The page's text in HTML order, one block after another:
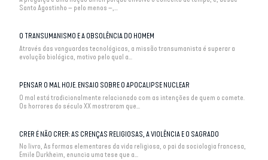
Santo Agostinho – pelo menos –,...
O TRANSUMANISMO E A OBSOLÊNCIA DO HOMEM
Através das vanguardas tecnológicas, a missão transumanista é superar a
evolução biológica, motivo pelo qual a...
PENSAR O MAL HOJE. ENSAIO SOBRE O APOCALIPSE NUCLEAR
O mal está tradicionalmente relacionado com as intenções de quem o comete.
Os horrores do século XX mostraram que...
CRER É NÃO CRER: AS CRENÇAS RELIGIOSAS, A VIOLÊNCIA E O SAGRADO
No livro, As formas elementares da vida religiosa, o pai da sociologia francesa,
Emile Durkheim, enuncia uma tese que a...